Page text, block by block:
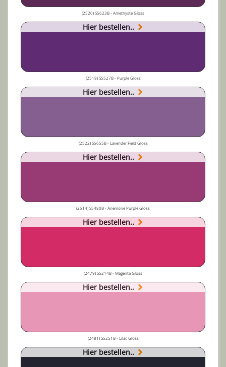
(2520) S5623B - Amethyste Gloss
Hier bestellen..
(2518) S5527B - Purple Gloss
Hier bestellen..
(2522) S5655B - Lavender Field Gloss
Hier bestellen..
(2514) S5480B - Anemone Purple Gloss
Hier bestellen..
(2479) S5214B - Magenta Gloss
Hier bestellen..
(2481) S5251B - Lilac Gloss
Hier bestellen..